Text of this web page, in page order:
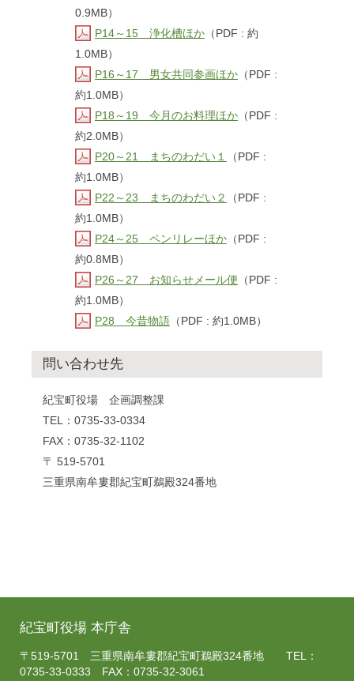
0.9MB）
P14～15 浄化槽ほか （PDF : 約
1.0MB）
P16～17 男女共同参画ほか （PDF :
約1.0MB）
P18～19 今月のお料理ほか （PDF :
約2.0MB）
P20～21 まちのわだい１
（PDF :
約1.0MB）
P22～23 まちのわだい２
（PDF :
約1.0MB）
P24～25 ペンリレーほか （PDF :
約0.8MB）
P26～27 お知らせメール便 （PDF :
約1.0MB）
P28 今昔物語 （PDF : 約1.0MB）
問い合わせ先
紀宝町役場 企画調整課
TEL：0735-33-0334
FAX：0735-32-1102
〒 519-5701
三重県南牟婁郡紀宝町鵜殿324番地
紀宝町役場 本庁舎
〒519-5701 三重県南牟婁郡紀宝町鵜殿324番地 TEL：
0735-33-0333 FAX：0735-32-3061